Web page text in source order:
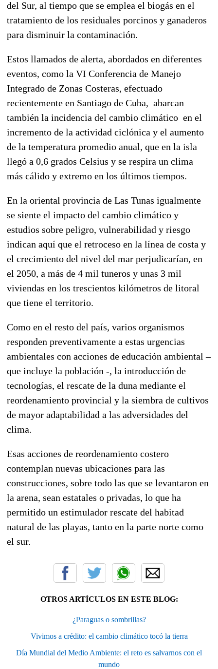
del Sur, al tiempo que se emplea el biogás en el
tratamiento de los residuales porcinos y ganaderos
para disminuir la contaminación.
Estos llamados de alerta, abordados en diferentes
eventos, como la VI Conferencia de Manejo
Integrado de Zonas Costeras, efectuado
recientemente en Santiago de Cuba, abarcan
también la incidencia del cambio climático en el
incremento de la actividad ciclónica y el aumento
de la temperatura promedio anual, que en la isla
llegó a 0,6 grados Celsius y se respira un clima
más cálido y extremo en los últimos tiempos.
En la oriental provincia de Las Tunas igualmente
se siente el impacto del cambio climático y
estudios sobre peligro, vulnerabilidad y riesgo
indican aquí que el retroceso en la línea de costa y
el crecimiento del nivel del mar perjudicarían, en
el 2050, a más de 4 mil tuneros y unas 3 mil
viviendas en los trescientos kilómetros de litoral
que tiene el territorio.
Como en el resto del país, varios organismos
responden preventivamente a estas urgencias
ambientales con acciones de educación ambiental –
que incluye la población -, la introducción de
tecnologías, el rescate de la duna mediante el
reordenamiento provincial y la siembra de cultivos
de mayor adaptabilidad a las adversidades del
clima.
Esas acciones de reordenamiento costero
contemplan nuevas ubicaciones para las
construcciones, sobre todo las que se levantaron en
la arena, sean estatales o privadas, lo que ha
permitido un estimulador rescate del habitad
natural de las playas, tanto en la parte norte como
el sur.
OTROS ARTÍCULOS EN ESTE BLOG:
¿Paraguas o sombrillas?
Vivimos a crédito: el cambio climático tocó la tierra
Día Mundial del Medio Ambiente: el reto es salvarnos con el
mundo